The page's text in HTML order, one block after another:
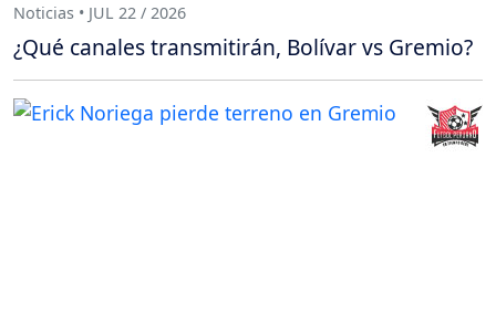
Noticias • JUL 22 / 2026
¿Qué canales transmitirán, Bolívar vs Gremio?